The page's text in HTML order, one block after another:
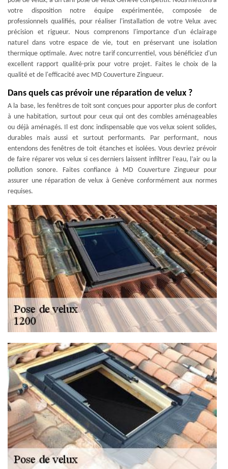
votre disposition notre équipe expérimentée, composée de
professionnels qualifiés, pour réaliser l'installation de votre Velux avec
précision et rigueur. Nous comprenons l'importance d'un éclairage
naturel dans votre espace de vie, tout en préservant une isolation
thermique optimale. Avec notre tarif concurrentiel, vous bénéficiez d'un
excellent rapport qualité-prix pour votre projet. Faites le choix de la
qualité et de l'efficacité avec MD Couverture Zingueur.
Dans quels cas prévoir une réparation de velux ?
A la base, les fenêtres de toit sont conçues pour apporter plus de confort
à une habitation, surtout pour ceux qui ont des combles aménageables
ou déjà aménagés. Il est donc indispensable que vos velux soient solides,
durables mais aussi et surtout performants. Par performant, nous
entendons des fenêtres de toit étanches et isolées. Vous devriez prévoir
de faire réparer vos velux si ces derniers laissent infiltrer l’eau, l’air ou la
pollution sonore. Faites confiance à MD Couverture Zingueur pour
assurer une réparation de velux à Genève conformément aux normes
requises.